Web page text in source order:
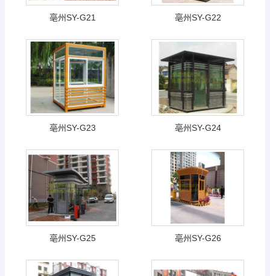
亳州SY-G21 亳州SY-G22
亳州SY-G23 亳州SY-G24
亳州SY-G25 亳州SY-G26